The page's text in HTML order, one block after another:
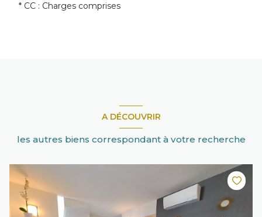
* CC : Charges comprises
A DÉCOUVRIR
les autres biens correspondant à votre recherche